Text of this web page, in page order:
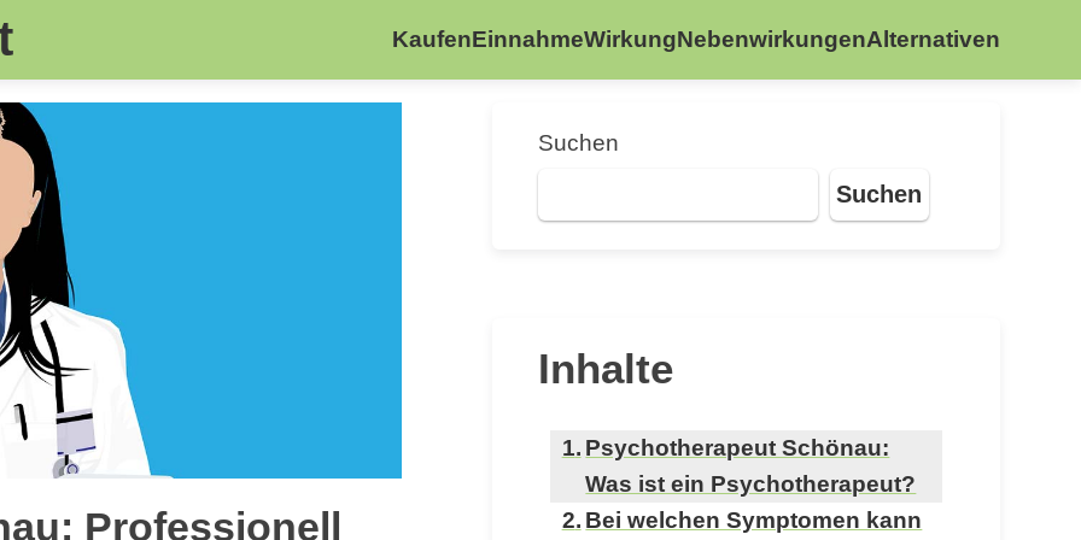
KaufenEinnahmeWirkungNebenwirkungenAlternativen
Professionell
Suchen
Suchen
Inhalte
Psychotherapeut Schönau:
Was ist ein Psychotherapeut?
Bei welchen Symptomen kann